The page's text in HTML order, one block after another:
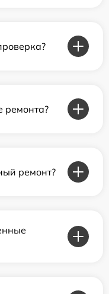
ремонта?
ремонт?